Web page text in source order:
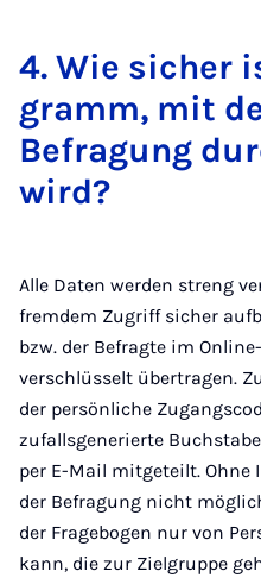
4. Wie si­cher
gramm, mit
Be­fra­gung
wird?
Alle Daten werden streng
fremdem Zugriff sicher
bzw. der Befragte im
verschlüsselt übertragen.
der persönliche
zufallsgenerierte
per E-Mail mitgeteilt. Ohne
der Befragung nicht
der Fragebogen nur von
kann, die zur Zielgruppe